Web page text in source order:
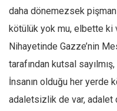
daha dönemezsek
kötülük yok mu, elbette ki
Nihayetinde Gazze’nin
tarafından kutsal
İnsanın olduğu her yerde
adaletsizlik de var, adalet